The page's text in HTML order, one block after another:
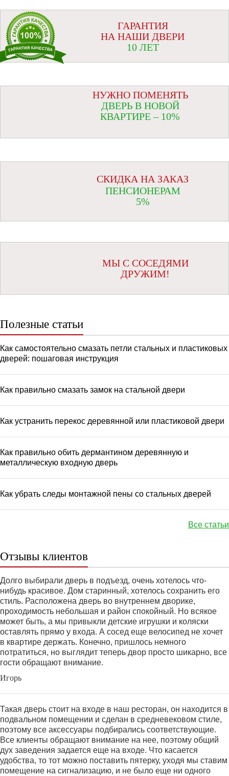
ГАРАНТИЯ
НА НАШИ ДВЕРИ
10 ЛЕТ
НУЖНО ПОМЕНЯТЬ
ДВЕРЬ В НОВОЙ
КВАРТИРЕ – 10%
СКИДКА НА ЗАКАЗ
ПЕНСИОНЕРАМ
5%
МЫ С СОСЕДЯМИ
ДРУЖИМ!
Полезные статьи
Как самостоятельно смазать петли стальных и пластиковых
дверей: пошаговая инструкция
Как правильно смазать замок на стальной двери
Как устранить перекос деревянной или пластиковой двери
Как правильно обить дермантином деревянную и
металлическую входную дверь
Как убрать следы монтажной пены со стальных дверей
Все статьи
Отзывы клиентов
Долго выбирали дверь в подъезд, очень хотелось что-
нибудь красивое. Дом старинный, хотелось сохранить его
стиль. Расположена дверь во внутреннем дворике,
проходимость небольшая и район спокойный. Но всякое
может быть, а мы привыкли детские игрушки и коляски
оставлять прямо у входа. А сосед еще велосипед не хочет
в квартире держать. Конечно, пришлось немного
потратиться, но выглядит теперь двор просто шикарно, все
гости обращают внимание.
Игорь
Такая дверь стоит на входе в наш ресторан, он находится в
подвальном помещении и сделан в средневековом стиле,
поэтому все аксессуары подбирались соответствующие.
Все клиенты обращают внимание на нее, поэтому общий
дух заведения задается еще на входе. Что касается
удобства, то тот можно поставить пятерку, уходя мы ставим
помещение на сигнализацию, и не было еще ни одного